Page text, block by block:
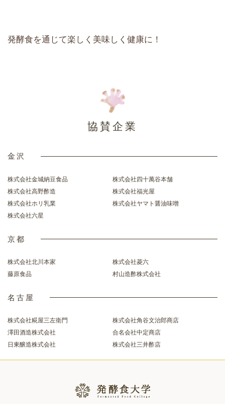
発酵食を通じて楽しく美味しく健康に！
協賛企業
金沢
株式会社金城納豆食品
株式会社四十萬谷本舗
株式会社高野酢造
株式会社福光屋
株式会社ホリ乳業
株式会社ヤマト醤油味噌
株式会社六星
京都
株式会社北川本家
株式会社菱六
藤原食品
村山造酢株式会社
名古屋
株式会社糀屋三左衛門
株式会社角谷文治郎商店
澤田酒造株式会社
合名会社中定商店
日東醸造株式会社
株式会社三井酢店